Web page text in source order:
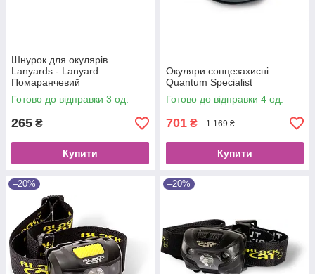
Шнурок для окулярів
Lanyards - Lanyard
Помаранчевий
Готово до відправки 3 од.
265 ₴
Купити
Окуляри сонцезахисні
Quantum Specialist
Готово до відправки 4 од.
701 ₴ 1 169 ₴
Купити
–20% –20%